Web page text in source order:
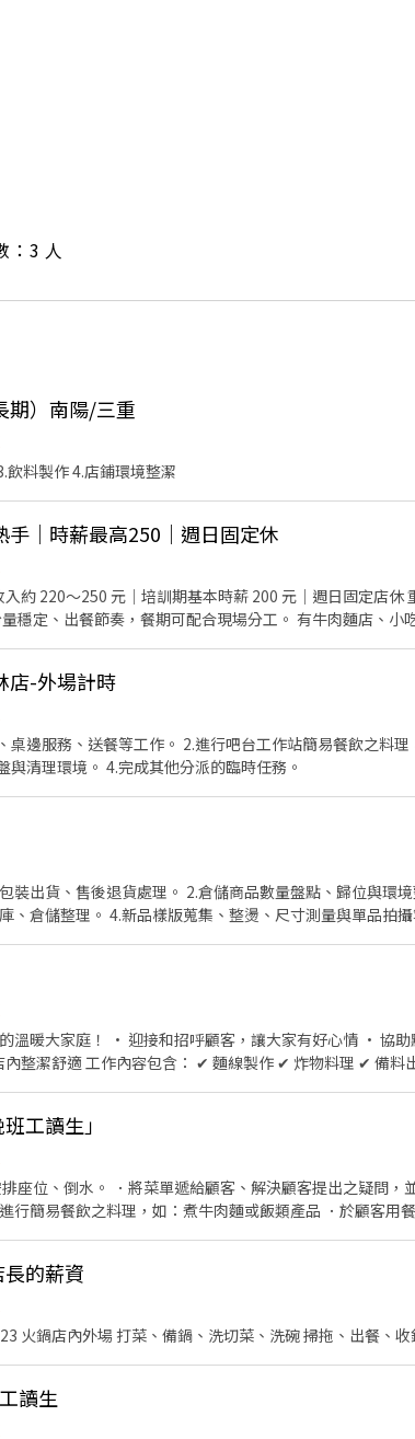
：3 人
期）南陽/三重
飲料製作 4.店鋪環境整潔
｜時薪最高250｜週日固定休
穩定、出餐節奏，餐期可配合現場分工。 有牛肉麵店、小
速度、配合度，以及是否能獨立負責工作區域，核定基本
快、態度正常，能配合現場分工。 到職後
配合度。 未達基本工作要求者，會依實際狀況調整工作內容、工
，將依店內規定及相關法令辦理後續事項。 福利 生日禮金 節日獎金 過年獎金
以上依店內規定及營運狀況發放。 其他 週日固定店休。 聯
店-外場計時
桌邊服務、送餐等工作。 2.進行吧台工作站簡易餐飲之料理
清理環境。 4.完成其他分派的臨時任務。
、倉儲整理。 4.新品樣版蒐集、整燙、尺寸測量與單品拍
能力 - 對於重複性的工作項目有精益求精的精神與行動 -
www.instagram.com/lovso_ Facebook ｜ www.facebook.com/LOVSO 誠
助點餐並遞送美味餐點 • 協助餐具
餐 ✔ 環境整理 有完整教學，不
！）。前檯門面：親切點餐、結帳收銀、盛裝麵線與調味
房與周邊設備之洗滌與收尾
工讀生」
座位、倒水。 ．將菜單遞給顧客、解決顧客提出之疑問，
行簡易餐飲之料理，如：煮牛肉麵或飯類產品 ．於顧客用
的薪資
上班時間彈性❗️ 早上10-18 晚上15-23 火鍋店內外場 打菜、備鍋、洗切菜、洗碗 掃拖、出
讀生